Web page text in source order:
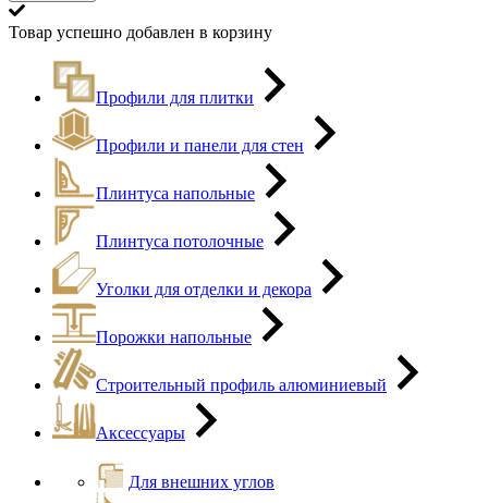
Товар успешно добавлен в корзину
Профили для плитки
Профили и панели для стен
Плинтуса напольные
Плинтуса потолочные
Уголки для отделки и декора
Порожки напольные
Строительный профиль алюминиевый
Аксессуары
Для внешних углов